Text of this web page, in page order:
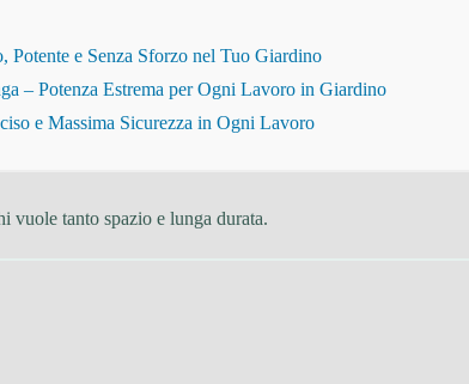
e Senza Sforzo nel Tuo Giardino
– Potenza Estrema per Ogni Lavoro in Giardino
e Massima Sicurezza in Ogni Lavoro
tanto spazio e lunga durata.